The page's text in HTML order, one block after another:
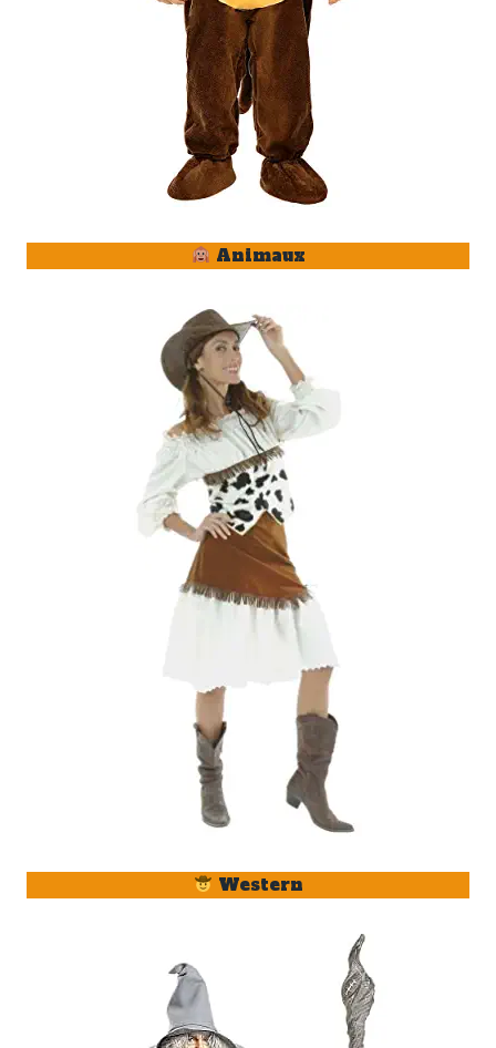
Animaux
Western